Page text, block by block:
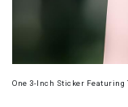
One 3-Inch Sticker Featuring